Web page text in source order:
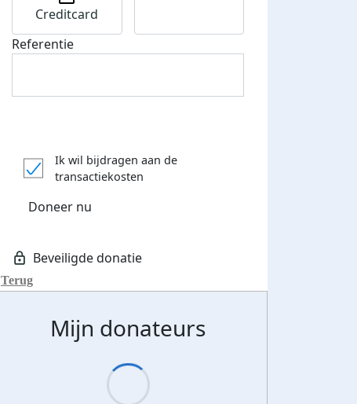
Terug
Creditcard
Referentie
Ik wil bijdragen aan de
transactiekosten
Doneer nu
Mijn donateurs